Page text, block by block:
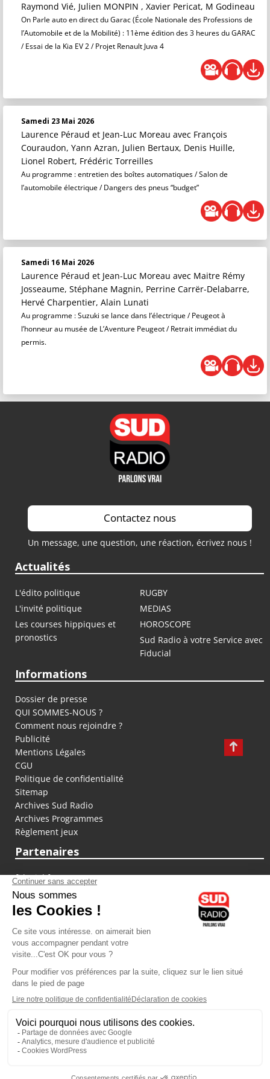
Raymond Vié, Julien MONPIN , Xavier Pericat, M Godineau
On Parle auto en direct du Garac (École Nationale des Professions de
l’Automobile et de la Mobilité) : 11ème édition des 3 heures du GARAC
/ Essai de la Kia EV 2 / Projet Renault Juva 4
Samedi 23 Mai 2026
Laurence Péraud et Jean-Luc Moreau avec François
Couraudon, Yann Azran, Julien Bertaux, Denis Huille,
Lionel Robert, Frédéric Torreilles
Au programme : entretien des boîtes automatiques / Salon de
l’automobile électrique / Dangers des pneus “budget”
Samedi 16 Mai 2026
Laurence Péraud et Jean-Luc Moreau avec Maitre Rémy
Josseaume, Stéphane Magnin, Perrine Carrër-Delabarre,
Hervé Charpentier, Alain Lunati
Au programme : Suzuki se lance dans l’électrique / Peugeot à
l’honneur au musée de L’Aventure Peugeot / Retrait immédiat du
permis.
Contactez nous
Un message, une question, une réaction, écrivez nous !
Actualités
L'édito politique
RUGBY
L'invité politique
MEDIAS
Les courses hippiques et
pronostics
HOROSCOPE
Sud Radio à votre Service avec
Fiducial
Informations
Dossier de presse
QUI SOMMES-NOUS ?
Comment nous rejoindre ?
Publicité
Mentions Légales
CGU
Politique de confidentialité
Sitemap
Archives Sud Radio
Archives Programmes
Règlement jeux
Partenaires
fiducial.fr
lyoncapitale.fr
olympique-et-lyonnais.com
L'application Iphone / Android
Téléchargez l'application
Les cookies
Gestion des cookies
Crédit photos : ©Sud Radio / Pierre Olivier